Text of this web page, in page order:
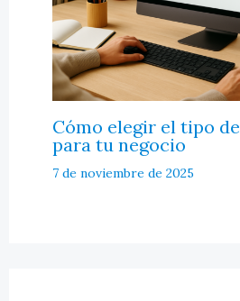
Cómo elegir el tipo
para tu negocio
7 de noviembre de 2025